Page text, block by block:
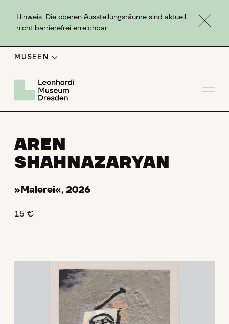
Hinweis: Die oberen Ausstellungsräume sind aktuell
nicht barrierefrei erreichbar.
MUSEEN
AREN
SHAHNAZARYAN
»Malerei«, 2026
15 €